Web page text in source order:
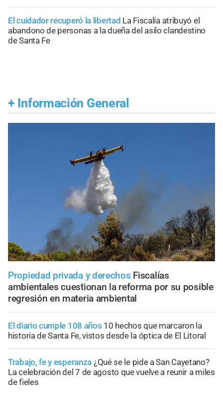
El cuidador recuperó la libertad La Fiscalía atribuyó el
abandono de personas a la dueña del asilo clandestino
de Santa Fe
+ Información General
Propiedad privada y derechos Fiscalías
ambientales cuestionan la reforma por su posible
regresión en materia ambiental
El diario cumple 108 años 10 hechos que marcaron la
historia de Santa Fe, vistos desde la óptica de El Litoral
Trabajo, fe y esperanza ¿Qué se le pide a San Cayetano?
La celebración del 7 de agosto que vuelve a reunir a miles
de fieles